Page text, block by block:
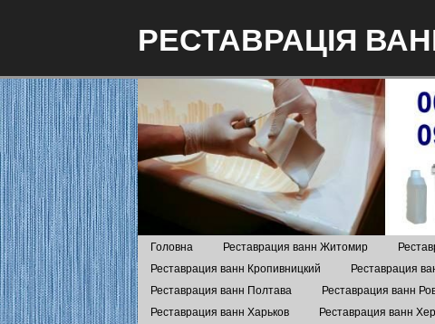
РЕСТАВРАЦІЯ
Головна Реставрация ванн Житомир
Реставрация ванн Кропивницкий
Реставрация
Реставрация ванн Полтава
Реставрация ванн
Реставрация ванн Харьков
Реставрация ванн